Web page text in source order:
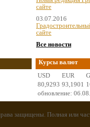
сайте
03.07.2016
сайте
Все новости
Курсы валют
USD
EUR
80,9293 93,1901
обновление:
защищены. Полная или